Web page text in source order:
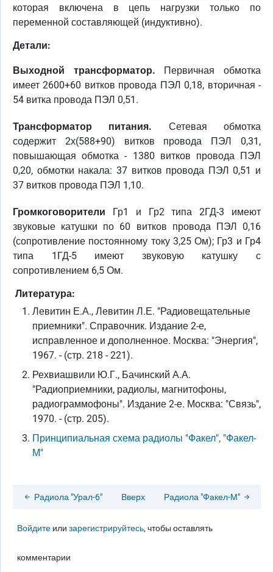
которая включена в цепь нагрузки только по
переменной составляющей (индуктивно).
Детали:
Выходной трансформатор. Первичная обмотка
имеет 2600+60 витков провода ПЭЛ 0,18, вторичная -
54 витка провода ПЭЛ 0,51.
Трансформатор питания. Сетевая обмотка
содержит 2х(588+90) витков провода ПЭЛ 0,31,
повышающая обмотка - 1380 витков провода ПЭЛ
0,20, обмотки накала: 37 витков провода ПЭЛ 0,51 и
37 витков провода ПЭЛ 1,10.
Громкоговорители Гр1 и Гр2 типа 2ГД-3 имеют
звуковые катушки по 60 витков провода ПЭЛ 0,16
(сопротивление постоянному току 3,25 Ом); Гр3 и Гр4
типа 1ГД-5 имеют звуковую катушку с
сопротивлением 6,5 Ом.
Литература:
Левитин Е.А., Левитин Л.Е. "Радиовещательные
приемники". Справочник. Издание 2-е,
исправленное и дополненное. Москва: "Энергия",
1967. - (стр. 218 - 221).
Рехвиашвили Ю.Г., Бачинский А.А.
"Радиоприемники, радиолы, магнитофоны,
радиограммофоны". Издание 2-е. Москва: "Связь",
1970. - (стр. 205).
Принципиальная схема радиолы "Факел", "Факел-
М"
Радиола "Урал-6" Вверх Радиола "Факел-М"
Войдите илизарегистрируйтесь, чтобы оставлять
комментарии